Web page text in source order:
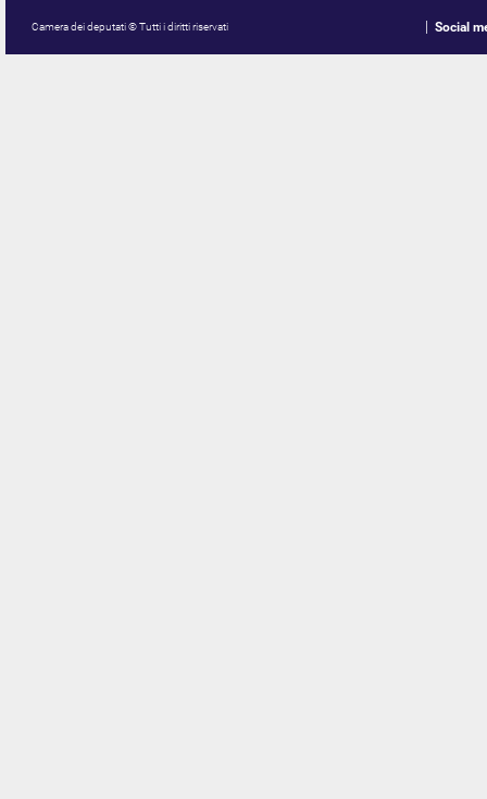
Camera dei deputati © Tutti i diritti riservati Social